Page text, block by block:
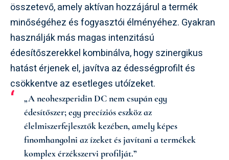
összetevő, amely aktívan hozzájárul a termék
minőségéhez és fogyasztói élményéhez. Gyakran
használják más magas intenzitású
édesítőszerekkel kombinálva, hogy szinergikus
hatást érjenek el, javítva az édességprofilt és
csökkentve az esetleges utóízeket.
„A neoheszperidin DC nem csupán egy
édesítőszer; egy precíziós eszköz az
élelmiszerfejlesztők kezében, amely képes
finomhangolni az ízeket és javítani a termékek
komplex érzékszervi profilját.”